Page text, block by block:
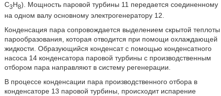
C3H8). Мощность паровой турбины 11 передается соединенному
на одном валу основному электрогенератору 12.
Конденсация пара сопровождается выделением скрытой теплоты
парообразования, которая отводится при помощи охлаждающей
жидкости. Образующийся конденсат с помощью конденсатного
насоса 14 конденсатора паровой турбины с производственным
отбором пара направляют в систему регенерации.
В процессе конденсации пара производственного отбора в
конденсаторе 13 паровой турбины, происходит испарение